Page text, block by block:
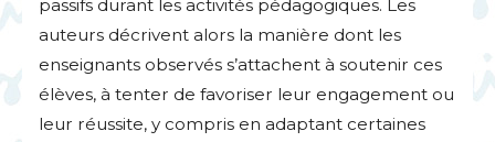
passifs durant les activités pédagogiques. Les
auteurs décrivent alors la manière dont les
enseignants observés s’attachent à soutenir ces
élèves, à tenter de favoriser leur engagement ou
leur réussite, y compris en adaptant certaines